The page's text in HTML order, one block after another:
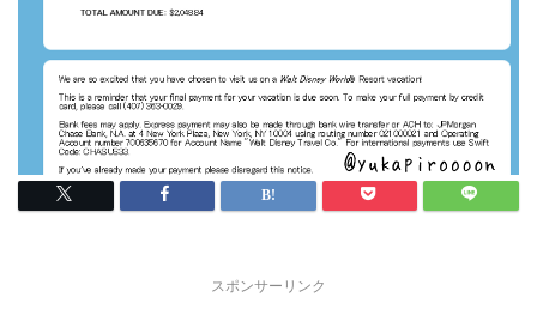
スポンサーリンク